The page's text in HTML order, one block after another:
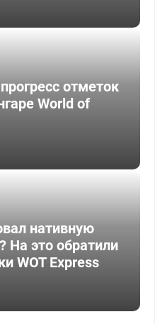
отметок
World of
нативную
На это обратили
WOT Express